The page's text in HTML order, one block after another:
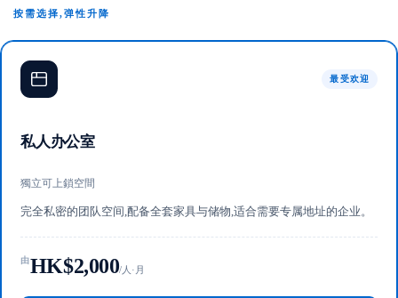
按需选择,弹性升降
最受欢迎
私人办公室
獨立可上鎖空間
完全私密的团队空间,配备全套家具与储物,适合需要专属地址的企业。
由HK$2,000/人·月